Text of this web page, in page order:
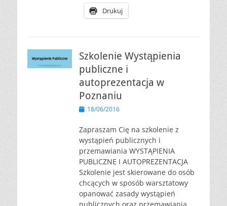
Drukuj
Szkolenie Wystąpienia
publiczne i
autoprezentacja w
Poznaniu
Opublikowano
18/06/2016
Zapraszam Cię na szkolenie z
wystąpień publicznych i
przemawiania WYSTĄPIENIA
PUBLICZNE I AUTOPREZENTACJA
Szkolenie jest skierowane do osób
chcących w sposób warsztatowy
opanować zasady wystąpień